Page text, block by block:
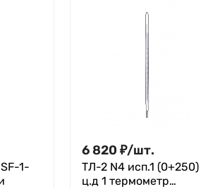
1-
6 820 ₽/шт.
ТЛ-2 N4 исп.1 (0+250)
ц.д 1 термометр